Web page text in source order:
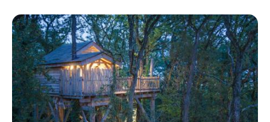
terrasse de votre cabane. Tout est réuni pour des moments
de détente absolue. Delphine et Romain se feront un plaisir
de vous accueillir et de vous faire découvrir les charmes de
leur domaine. Ce lieu est une invitation à la relaxation, idéale
pour ceux qui recherchent un cadre exceptionnel pour se
détendre et renouer avec la nature. Le Domaine Pech &
Lafon promet une parenthèse de sérénité et de bien-être,
où luxe et nature se rencontrent pour créer des souvenirs
impérissables.